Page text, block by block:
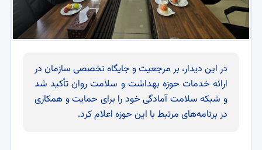
در این دیدار، بر مرجعیت و جایگاه تخصصی سازمان در
ارائه خدمات حوزه بهداشت و سلامت روان تأکید شد
و شبکه سلامت آمادگی خود را برای حمایت و همکاری
در برنامه‌های مرتبط با این حوزه اعلام کرد.